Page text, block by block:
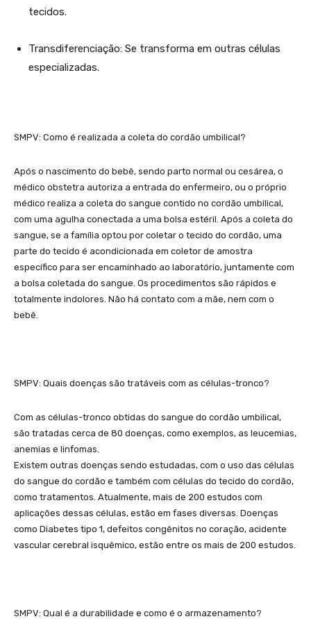
tecidos.
Transdiferenciação: Se transforma em outras células
especializadas.
SMPV: Como é realizada a coleta do cordão umbilical?
Após o nascimento do bebê, sendo parto normal ou cesárea, o
médico obstetra autoriza a entrada do enfermeiro, ou o próprio
médico realiza a coleta do sangue contido no cordão umbilical,
com uma agulha conectada a uma bolsa estéril. Após a coleta do
sangue, se a família optou por coletar o tecido do cordão, uma
parte do tecido é acondicionada em coletor de amostra
específico para ser encaminhado ao laboratório, juntamente com
a bolsa coletada do sangue. Os procedimentos são rápidos e
totalmente indolores. Não há contato com a mãe, nem com o
bebê.
SMPV: Quais doenças são tratáveis com as células-tronco?
Com as células-tronco obtidas do sangue do cordão umbilical,
são tratadas cerca de 80 doenças, como exemplos, as leucemias,
anemias e linfomas.
Existem outras doenças sendo estudadas, com o uso das células
do sangue do cordão e também com células do tecido do cordão,
como tratamentos. Atualmente, mais de 200 estudos com
aplicações dessas células, estão em fases diversas. Doenças
como Diabetes tipo 1, defeitos congênitos no coração, acidente
vascular cerebral isquêmico, estão entre os mais de 200 estudos.
SMPV: Qual é a durabilidade e como é o armazenamento?